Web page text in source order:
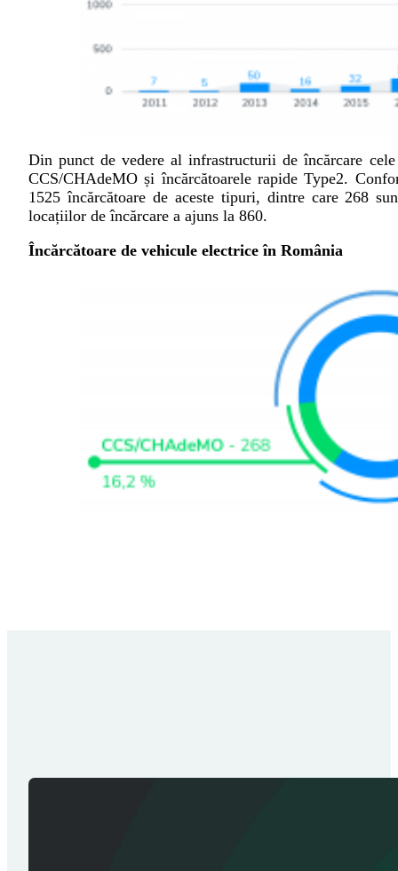
Din punct de vedere al infrastructurii de încărcare
CCS/CHAdeMO și încărcătoarele rapide Type2.
1525 încărcătoare de aceste tipuri, dintre care 268
locațiilor de încărcare a ajuns la 860.
Încărcătoare de vehicule electrice în România